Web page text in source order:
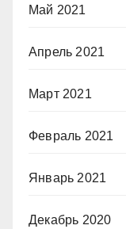
Май 2021
Апрель 2021
Март 2021
Февраль 2021
Январь 2021
Декабрь 2020